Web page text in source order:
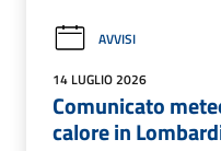
AVVISI
14 LUGLIO 2026
Comunicato
calore in